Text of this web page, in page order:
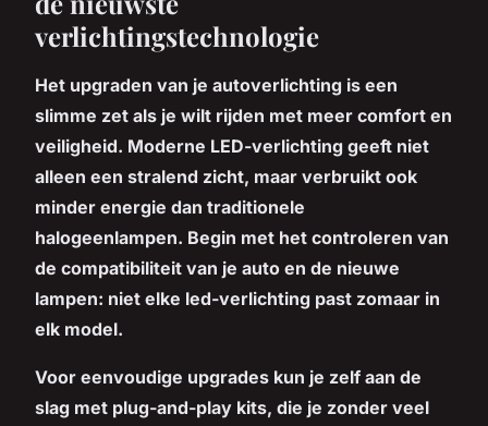
verlichtingstechnologie
Het upgraden van je autoverlichting is een
slimme zet als je wilt rijden met meer comfort en
veiligheid. Moderne LED-verlichting geeft niet
alleen een stralend zicht, maar verbruikt ook
minder energie dan traditionele
halogeenlampen. Begin met het controleren van
de compatibiliteit van je auto en de nieuwe
lampen: niet elke led-verlichting past zomaar in
elk model.
Voor eenvoudige upgrades kun je zelf aan de
slag met plug-and-play kits, die je zonder veel